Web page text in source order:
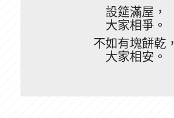
設筵滿屋，
大家相爭。
不如有塊餅乾，
大家相安。